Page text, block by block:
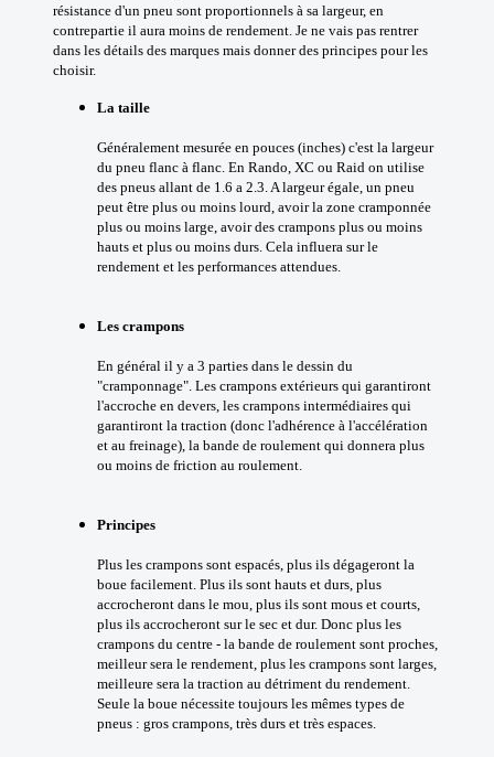
résistance d'un pneu sont proportionnels à sa largeur, en
contrepartie il aura moins de rendement. Je ne vais pas rentrer
dans les détails des marques mais donner des principes pour les
choisir.
La taille
Généralement mesurée en pouces (inches) c'est la largeur
du pneu flanc à flanc. En Rando, XC ou Raid on utilise
des pneus allant de 1.6 a 2.3. A largeur égale, un pneu
peut être plus ou moins lourd, avoir la zone cramponnée
plus ou moins large, avoir des crampons plus ou moins
hauts et plus ou moins durs. Cela influera sur le
rendement et les performances attendues.
Les crampons
En général il y a 3 parties dans le dessin du
"cramponnage". Les crampons extérieurs qui garantiront
l'accroche en devers, les crampons intermédiaires qui
garantiront la traction (donc l'adhérence à l'accélération
et au freinage), la bande de roulement qui donnera plus
ou moins de friction au roulement.
Principes
Plus les crampons sont espacés, plus ils dégageront la
boue facilement. Plus ils sont hauts et durs, plus
accrocheront dans le mou, plus ils sont mous et courts,
plus ils accrocheront sur le sec et dur. Donc plus les
crampons du centre - la bande de roulement sont proches,
meilleur sera le rendement, plus les crampons sont larges,
meilleure sera la traction au détriment du rendement.
Seule la boue nécessite toujours les mêmes types de
pneus : gros crampons, très durs et très espaces.